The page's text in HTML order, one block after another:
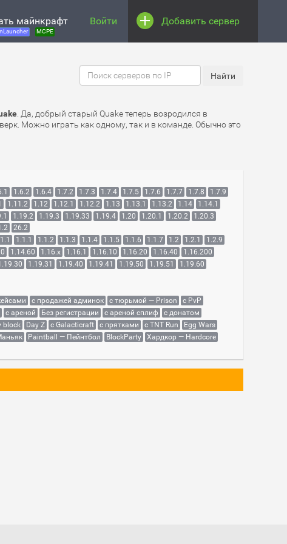
майнкрафт
MCPE
Войти Добавить сервер
. Да, добрый старый Quake теперь возродился в
Можно играть как одному, так и в команде. Обычно это
1.6.2 1.6.4 1.7.2 1.7.3 1.7.4 1.7.5 1.7.6 1.7.7 1.7.8
1.7.9
1.11.2 1.12 1.12.1 1.12.2 1.13 1.13.1 1.13.2 1.14
1.14.1
1.19.2 1.19.3 1.19.33 1.19.4 1.20 1.20.1 1.20.2
1.20.3
26.2
1.1 1.1.1 1.1.2 1.1.3 1.1.4 1.1.5 1.1.6 1.1.7 1.2 1.2.1
1.2.9
1.14.60 1.16.x 1.16.1 1.16.10 1.16.20 1.16.40
1.16.200
1.19.31 1.19.40 1.19.41 1.19.50 1.19.51
1.19.60
с продажей админок с тюрьмой — Prison
с PvP
с ареной Без регистрации с ареной сплиф
с донатом
block Day Z с Galacticraft с прятками с TNT Run
Egg Wars
Paintball — Пейнтбол BlockParty
Хардкор — Hardcore